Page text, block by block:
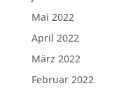
Mai 2022
April 2022
März 2022
Februar 2022